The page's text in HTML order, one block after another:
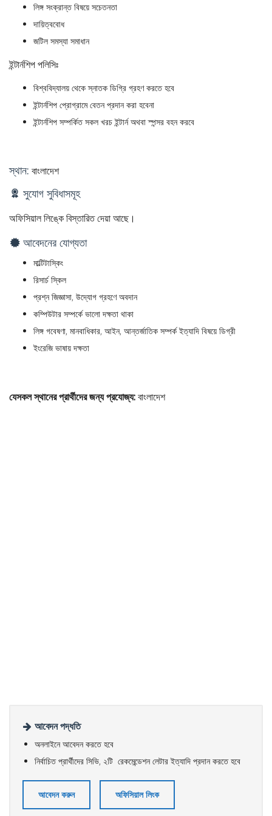
লিঙ্গ সংক্রান্ত বিষয়ে সচেতনতা
দায়িত্ববোধ
জটিল সমস্যা সমাধান
ইন্টার্নশিপ পলিসিঃ
বিশ্ববিদ্যালয় থেকে স্নাতক ডিগ্রি গ্রহণ করতে হবে
ইন্টার্নশিপ প্রোগ্রামে বেতন প্রদান করা হবেনা
ইন্টার্নশিপ সম্পর্কিত সকল খরচ ইন্টার্ন অথবা স্পন্সর বহন করবে
স্থান: বাংলাদেশ
সুযোগ সুবিধাসমূহ
অফিসিয়াল লিঙ্কে বিস্তারিত দেয়া আছে।
আবেদনের যোগ্যতা
মাল্টিটাস্কিং
রিসার্চ স্কিল
প্রশ্ন জিজ্ঞাসা, উদ্যোগ গ্রহণে অবদান
কম্পিউটার সম্পর্কে ভালো দক্ষতা থাকা
লিঙ্গ গবেষণা, মানবাধিকার, আইন, আন্তর্জাতিক সম্পর্ক ইত্যাদি বিষয়ে ডিগ্রী
ইংরেজি ভাষায় দক্ষতা
যেসকল স্থানের প্রার্থীদের জন্য প্রযোজ্য:বাংলাদেশ
আবেদন পদ্ধতি
অনলাইনে আবেদন করতে হবে
নির্বাচিত প্রার্থীদের সিভি, ২টি রেকমেন্ডেশন লেটার ইত্যাদি প্রদান করতে হবে
আবেদন করুন অফিসিয়াল লিংক